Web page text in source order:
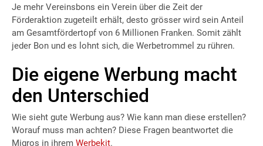
Je mehr Vereinsbons ein Verein über die Zeit der
Förderaktion zugeteilt erhält, desto grösser wird sein Anteil
am Gesamtfördertopf von 6 Millionen Franken. Somit zählt
jeder Bon und es lohnt sich, die Werbetrommel zu rühren.
Die eigene Werbung macht
den Unterschied
Wie sieht gute Werbung aus? Wie kann man diese erstellen?
Worauf muss man achten? Diese Fragen beantwortet die
Migros in ihrem Werbekit.